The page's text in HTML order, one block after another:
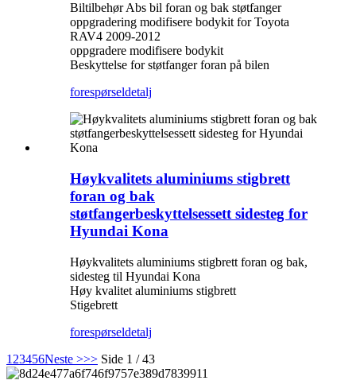
Biltilbehør Abs bil foran og bak støtfanger
oppgradering modifisere bodykit for Toyota
RAV4 2009-2012
oppgradere modifisere bodykit
Beskyttelse for støtfanger foran på bilen
forespørseldetalj
Høykvalitets aluminiums stigbrett
foran og bak
støtfangerbeskyttelsessett sidesteg for
Hyundai Kona
Høykvalitets aluminiums stigbrett foran og bak,
sidesteg til Hyundai Kona
Høy kvalitet aluminiums stigbrett
Stigebrett
forespørseldetalj
1 23456Neste >>> Side 1 / 43